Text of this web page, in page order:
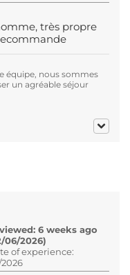
très propre
équipe, nous sommes
un agréable séjour
6 weeks ago
06/2026)
of experience: